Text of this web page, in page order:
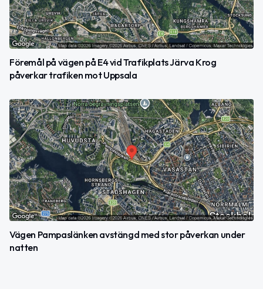
Föremål på vägen på E4 vid Trafikplats Järva Krog
påverkar trafiken mot Uppsala
Vägen Pampaslänken avstängd med stor påverkan under
natten